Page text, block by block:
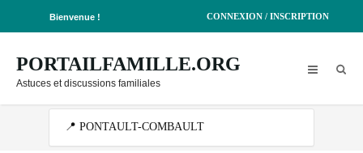
Bienvenue ! CONNEXION / INSCRIPTION
PORTAILFAMILLE.ORG
Astuces et discussions familiales